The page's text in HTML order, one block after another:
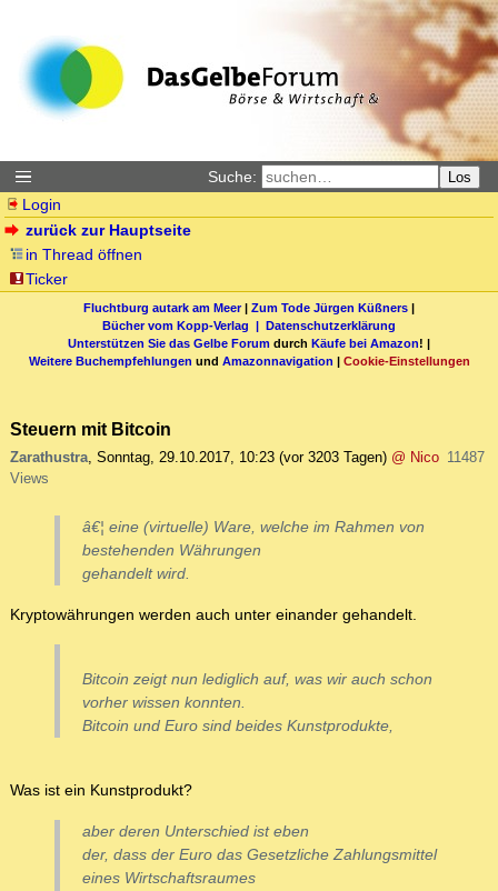
Suche: Los
Login
zurück zur Hauptseite
in Thread öffnen
Ticker
Fluchtburg autark am Meer| Zum Tode Jürgen Küßners |
Bücher vom Kopp-Verlag | Datenschutzerklärung
Unterstützen Sie das Gelbe Forum durch Käufe bei Amazon! |
Weitere Buchempfehlungen und Amazonnavigation | Cookie-Einstellungen
Steuern mit Bitcoin
Zarathustra, Sonntag, 29.10.2017, 10:23 (vor 3203 Tagen) @ Nico 11487
Views
â€¦ eine (virtuelle) Ware, welche im Rahmen von
bestehenden Währungen
gehandelt wird.
Kryptowährungen werden auch unter einander gehandelt.
Bitcoin zeigt nun lediglich auf, was wir auch schon
vorher wissen konnten.
Bitcoin und Euro sind beides Kunstprodukte,
Was ist ein Kunstprodukt?
aber deren Unterschied ist eben
der, dass der Euro das Gesetzliche Zahlungsmittel
eines Wirtschaftsraumes